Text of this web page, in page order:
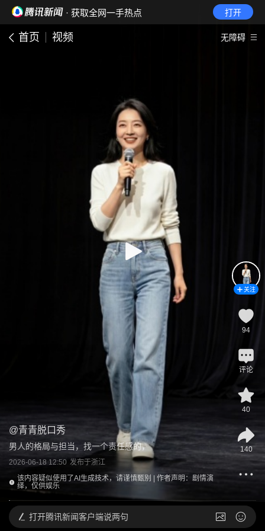
· 获取全网一手热点 打开
首页 视频 无障碍
@青青脱口秀
男人的格局与担当，找一个责任感的，
2026-06-18 12:50 发布于浙江
该内容疑似使用了AI生成技术，请谨慎甄别 | 作者声明：剧情演
绎，仅供娱乐
关注
94
评论
40
140
打开腾讯新闻客户端说两句